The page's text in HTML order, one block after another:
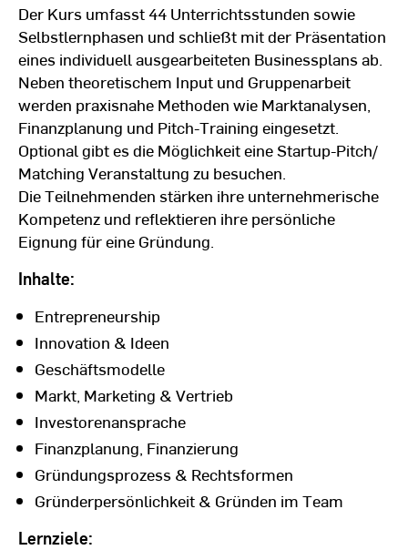
Der Kurs umfasst 44 Unterrichtsstunden sowie
Selbstlernphasen und schließt mit der Präsentation
eines individuell ausgearbeiteten Businessplans ab.
Neben theoretischem Input und Gruppenarbeit
werden praxisnahe Methoden wie Marktanalysen,
Finanzplanung und Pitch-Training eingesetzt.
Optional gibt es die Möglichkeit eine Startup-Pitch/
Matching Veranstaltung zu besuchen.
Die Teilnehmenden stärken ihre unternehmerische
Kompetenz und reflektieren ihre persönliche
Eignung für eine Gründung.
Inhalte:
Entrepreneurship
Innovation & Ideen
Geschäftsmodelle
Markt, Marketing & Vertrieb
Investorenansprache
Finanzplanung, Finanzierung
Gründungsprozess & Rechtsformen
Gründerpersönlichkeit & Gründen im Team
Lernziele: